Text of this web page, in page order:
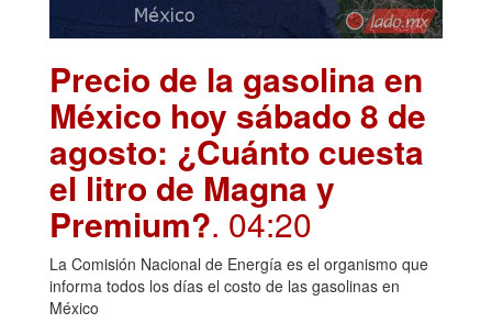
Precio de la gasolina en
México hoy sábado 8 de
agosto: ¿Cuánto cuesta
el litro de Magna y
Premium?. 04:20
La Comisión Nacional de Energía es el organismo que
informa todos los días el costo de las gasolinas en
México